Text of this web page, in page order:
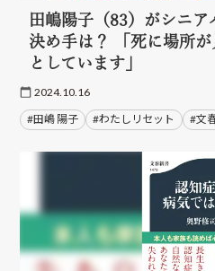
田嶋陽子（83）がシニ
決め手は？ 「死に場所
としています」
2024.10.16
#田嶋 陽子 #わたしリセット #文